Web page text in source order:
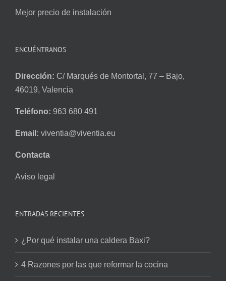
Mejor precio de instalación
ENCUÉNTRANOS
Dirección: C/ Marqués de Montortal, 77 – Bajo,
46019, Valencia
Teléfono: 963 680 491
Email: viventia@viventia.eu
Contacta
Aviso legal
ENTRADAS RECIENTES
¿Por qué instalar una caldera Baxi?
4 Razones por las que reformar la cocina